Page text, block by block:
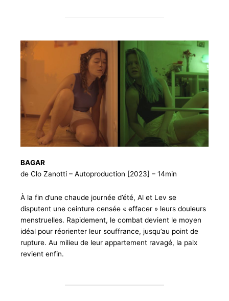
BAGAR
de Clo Zanotti – Autoproduction [2023] – 14min
À la fin d’une chaude journée d’été, Al et Lev se
disputent une ceinture censée « effacer » leurs douleurs
menstruelles. Rapidement, le combat devient le moyen
idéal pour réorienter leur souffrance, jusqu’au point de
rupture. Au milieu de leur appartement ravagé, la paix
revient enfin.